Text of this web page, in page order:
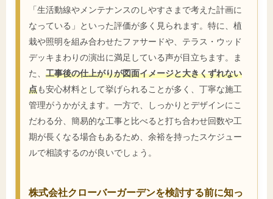
「生活動線やメンテナンスのしやすさまで考えた計画に
なっている」といった評価が多く見られます。特に、植
栽や照明を組み合わせたファサードや、テラス・ウッド
デッキまわりの演出に満足している声が目立ちます。ま
た、 工事後の仕上がりが図面イメージと大きくずれない
点も安心材料として挙げられることが多く、丁寧な施工
管理がうかがえます。一方で、しっかりとデザインにこ
だわる分、簡易的な工事と比べると打ち合わせ回数や工
期が長くなる場合もあるため、余裕を持ったスケジュー
ルで相談するのが良いでしょう。
株式会社クローバーガーデンを検討する前に知っ